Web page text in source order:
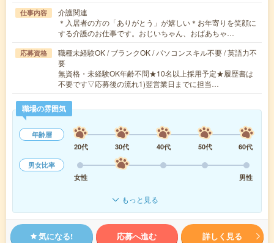
仕事内容
介護関連
＊入居者の方の「ありがとう」が嬉しい＊お年寄りを笑顔に
する介護のお仕事です。おじいちゃん、おばあちゃ…
応募資格
職種未経験OK / ブランクOK / パソコンスキル不要 / 英語力不
要
無資格・未経験OK年齢不問★10名以上採用予定★履歴書は
不要です▽応募後の流れ1)翌営業日までに担当…
職場の雰囲気
年齢層
20代
30代 40代 50代
60代
男女比率
女性
男性
もっと見る
気になる! 応募へ進む 詳しく見る